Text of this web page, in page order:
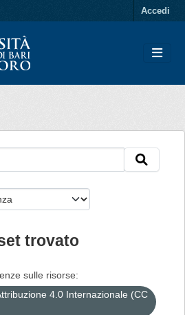
Accedi
trovato
sulle risorse:
4.0 Internazionale (CC